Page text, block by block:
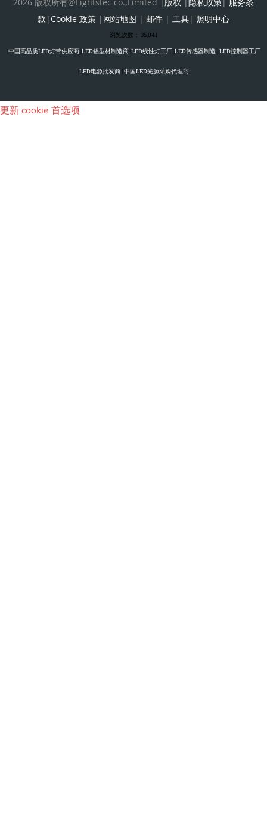
款 | Cookie 政策 | 网站地图 | 邮件 | 工具| 照明中心
浏览次数： 35,041
|中国高品质LED灯带供应商|LED铝型材制造商|LED线性灯工厂|LED传感器制造 |LED控制器工厂
|LED电源批发商 |中国LED光源采购代理商
更新 cookie 首选项